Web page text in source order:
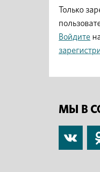
Только
Войдите
МЫ В